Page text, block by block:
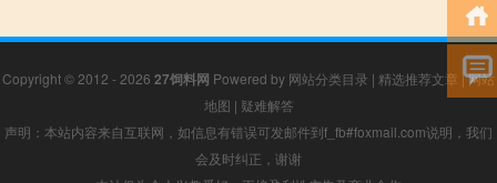
Copyright © 2012 - 2026 27饲料网 Powered by 网站分类目录 | 精选推荐文章 |网站
地图 | 疑难解答
声明：本站内容来自互联网，如信息有错误可发邮件到f_fb#foxmail.com说明，我们
会及时纠正，谢谢